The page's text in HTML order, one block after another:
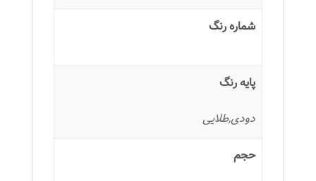
شماره رنگ
پایه رنگ
دودی,طلایی
حجم